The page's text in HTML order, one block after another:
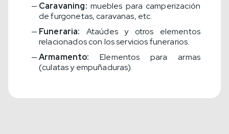
Caravaning: muebles para camperización
de furgonetas, caravanas, etc.
Funeraria: Ataúdes y otros elementos
relacionados con los servicios funerarios.
Armamento:Elementos para armas
(culatas y empuñaduras).